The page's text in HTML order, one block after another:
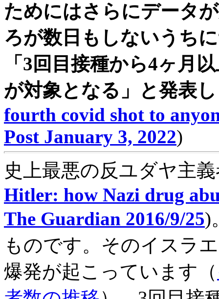
ためにはさらにデータ
ろが数日もしないうち
「3回目接種から4ヶ月
が対象となる」と発表
fourth covid shot to
Post January 3, 2022)
史上最悪の反ユダヤ主
Hitler: how Nazi drug
The Guardian 2016/9/25)
ものです。そのイスラ
爆発が起こっています（